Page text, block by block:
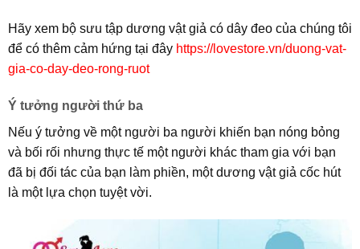
Hãy xem bộ sưu tập dương vật giả có dây đeo của chúng tôi
để có thêm cảm hứng tại đây https://lovestore.vn/duong-vat-
gia-co-day-deo-rong-ruot
Ý tưởng người thứ ba
Nếu ý tưởng về một người ba người khiến bạn nóng bỏng
và bối rối nhưng thực tế một người khác tham gia với bạn
đã bị đối tác của bạn làm phiền, một dương vật giả cốc hút
là một lựa chọn tuyệt vời.